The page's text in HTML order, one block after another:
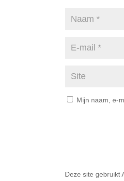
Mijn naam, e-
Deze site gebruikt